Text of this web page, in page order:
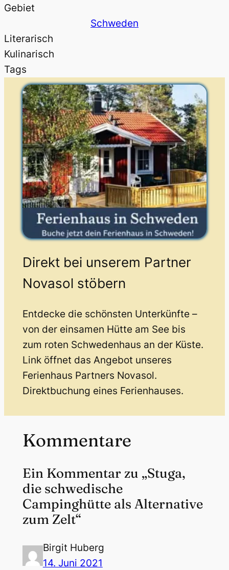
Gebiet
Schweden
Literarisch
Kulinarisch
Tags
Direkt bei unserem Partner
Novasol stöbern
Entdecke die schönsten Unterkünfte –
von der einsamen Hütte am See bis
zum roten Schwedenhaus an der Küste.
Link öffnet das Angebot unseres
Ferienhaus Partners Novasol.
Direktbuchung eines Ferienhauses.
Kommentare
Ein Kommentar zu „Stuga,
die schwedische
Campinghütte als Alternative
zum Zelt“
Birgit Huberg
14. Juni 2021